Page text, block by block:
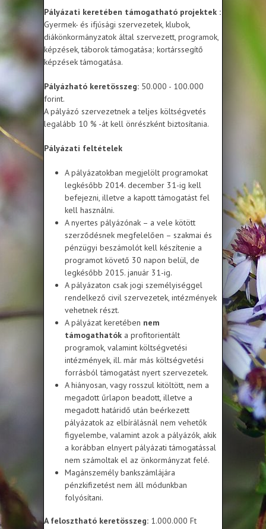
Pályázati keretében támogatható projektek :
Gyermek- és ifjúsági szervezetek, klubok,
diákönkormányzatok által szervezett, programok,
képzések, táborok támogatása; kortárssegítő
képzések támogatása.
Pályázható keretösszeg: 50.000 - 100.000
forint.
A pályázó szervezetnek a teljes költségvetés
legalább 10 % -át kell önrészként biztosítania.
Pályázati feltételek
A pályázatokban megjelölt programokat
legkésőbb 2014. december 31-ig kell
befejezni, illetve a kapott támogatást fel
kell használni.
A nyertes pályázónak – a vele kötött
szerződésnek megfelelően – szakmai és
pénzügyi beszámolót kell készítenie a
programot követő 30 napon belül, de
legkésőbb 2015. január 31-ig.
A pályázaton csak jogi személyiséggel
rendelkező civil szervezetek, intézmények
vehetnek részt.
A pályázat keretében nem
támogathatók a profitorientált
programok, valamint költségvetési
intézmények, ill. már más költségvetési
forrásból támogatást nyert szervezetek.
A hiányosan, vagy rosszul kitöltött, nem a
megadott űrlapon beadott, illetve a
megadott határidő után beérkezett
pályázatok az elbírálásnál nem vehetők
figyelembe, valamint azok a pályázók, akik
a korábban elnyert pályázati támogatással
nem számoltak el az önkormányzat felé.
Magánszemély bankszámlájára
pénzkifizetést nem áll módunkban
folyósítani.
A felosztható keretösszeg: 1.000.000 Ft